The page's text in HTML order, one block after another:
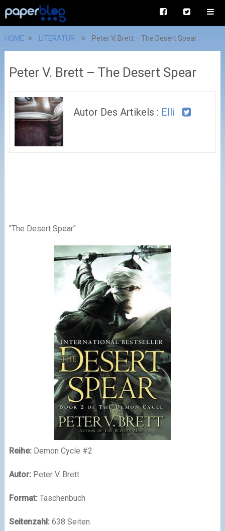
HOME LITERATUR Peter V. Brett – The Desert Spear
Peter V. Brett – The Desert Spear
Autor Des Artikels : Elli
"The Desert Spear"
Reihe:Demon Cycle #2
Autor:Peter V. Brett
Format:Taschenbuch
Seitenzahl:638 Seiten